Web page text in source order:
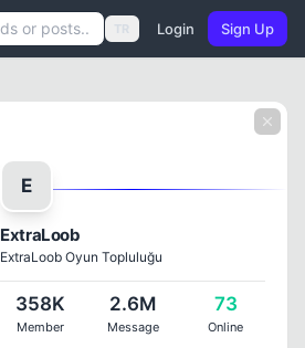
TR Login Sign Up
E
ExtraLoob
ExtraLoob Oyun Topluluğu
358K
Member
2.6M
Message
73
Online